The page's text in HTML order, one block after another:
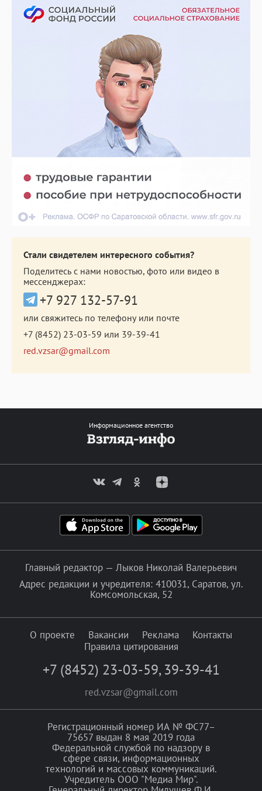
Стали свидетелем интересного события?
Поделитесь с нами новостью, фото или видео в
мессенджерах:
+7 927 132-57-91
или свяжитесь по телефону или почте
+7 (8452) 23-03-59 или 39-39-41
red.vzsar@gmail.com
Информационное агентство
Главный редактор — Лыков Николай Валерьевич
Адрес редакции и учредителя: 410031, Саратов, ул.
Комсомольская, 52
О проекте Вакансии Реклама
Контакты
Правила цитирования
+7 (8452) 23-03-59, 39-39-41
red.vzsar@gmail.com
Регистрационный номер ИА № ФС77–
75657 выдан 8 мая 2019 года
Федеральной службой по надзору в
сфере связи, информационных
технологий и массовых коммуникаций.
Учредитель ООО "Медиа Мир".